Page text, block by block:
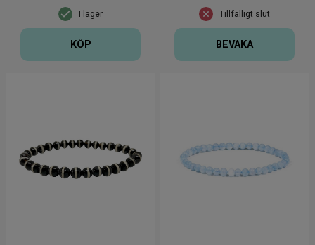
I lager
KÖP
Tillfälligt slut
BEVAKA